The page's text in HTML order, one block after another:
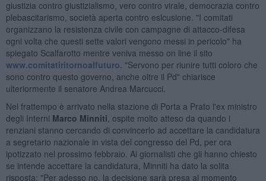
giustizia contro giustizialismo, vero contro virale, democrazia contro
plebascitarismo, società aperta contro eslcusione. "I comitati
organizzano la resistenza civile con campagne di attacco-difesa
ogni volta che questi sette valori vengono messi in pericolo" ha
spiegato Scalfarotto mentre veniva messo on line il sito
www.comitatiritornoalfuturo. "Servono per riunire tutti coloro che
sono contro questo governo, anche oltre il Pd" chiarisce
ulteriormente il senatore Andrea Marcucci.
Nel frattempo è arrivato nella stazione di Porta a Prato l'ex ministro
degli Interni Marco Minniti , ospite molto atteso da quando i
renziani stanno cercando di convincerlo ad accettare la candidatura
a segretario nazionale in vista del congresso del Pd, per ora
ipotizzato nel prossimo febbraio. Ai giornalisti che gli hanno chiesto
se intende accettare la candidatura, Minniti ha dato la solita
risposta: "Per adesso no, la decisione sarà presa al momento